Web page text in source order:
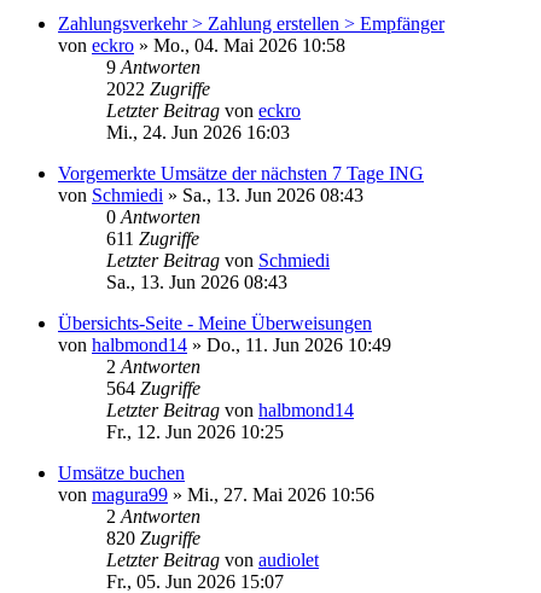
Zahlungsverkehr > Zahlung erstellen > Empfänger
von eckro » Mo., 04. Mai 2026 10:58
9 Antworten
2022 Zugriffe
Letzter Beitrag von eckro
Mi., 24. Jun 2026 16:03
Vorgemerkte Umsätze der nächsten 7 Tage ING
von Schmiedi » Sa., 13. Jun 2026 08:43
0 Antworten
611 Zugriffe
Letzter Beitrag von Schmiedi
Sa., 13. Jun 2026 08:43
Übersichts-Seite - Meine Überweisungen
von halbmond14 » Do., 11. Jun 2026 10:49
2 Antworten
564 Zugriffe
Letzter Beitrag von halbmond14
Fr., 12. Jun 2026 10:25
Umsätze buchen
von magura99 » Mi., 27. Mai 2026 10:56
2 Antworten
820 Zugriffe
Letzter Beitrag von audiolet
Fr., 05. Jun 2026 15:07